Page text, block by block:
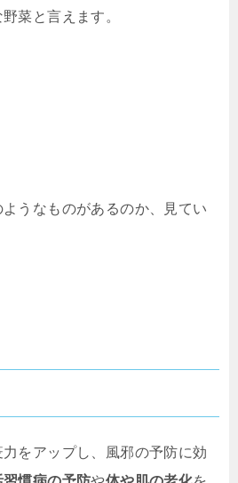
野菜と言えます。
うなものがあるのか、見てい
をアップし、風邪の予防に効